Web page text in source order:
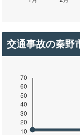
交通事故の秦野